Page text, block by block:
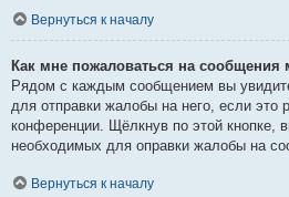
Вернуться к началу
Как мне пожаловаться на сообщения
Рядом с каждым сообщением вы
для отправки жалобы на него, если это
конференции. Щёлкнув по этой кнопке,
необходимых для оправки жалобы на
Вернуться к началу